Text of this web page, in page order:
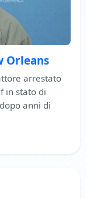
Orleans
arrestato
in stato di
anni di